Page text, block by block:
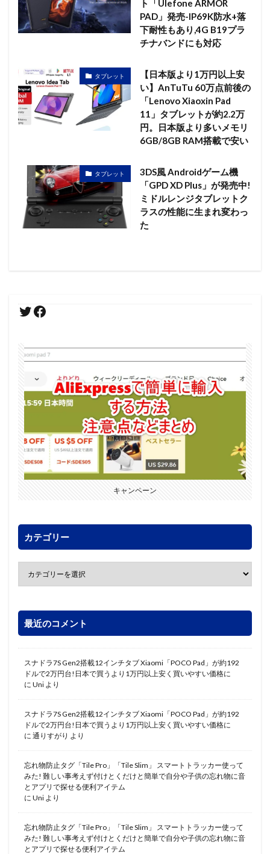
ト「Ulefone ARMOR
PAD」発売-IP69K防水+落
下耐性もあり,4G B19プラ
チナバンドにも対応
タブレット
【日本版より1万円以上安
い】AnTuTu 60万点前後の
「Lenovo Xiaoxin Pad
11」タブレットが約2.2万
円。日本版より多いメモリ
6GB/8GB RAM搭載で安い
タブレット
3DS風 Androidゲーム機
「GPD XD Plus」が発売中!
ミドルレンジタブレットク
ラスの性能に生まれ変わっ
た
キャンペーン
カテゴリー
最近のコメント
スナドラ7S Gen2搭載12インチタブ Xiaomi「POCO Pad」が約192
ドルで2万円台!日本で買うより1万円以上安く買いやすい価格に
に Uni より
スナドラ7S Gen2搭載12インチタブ Xiaomi「POCO Pad」が約192
ドルで2万円台!日本で買うより1万円以上安く買いやすい価格に
に 通りすがり より
忘れ物防止タグ「Tile Pro」「Tile Slim」 スマートトラッカー使って
みた! 難しい事考えず付けとくだけと簡単で自分や子供の忘れ物に音
とアプリで探せる便利アイテム
に Uni より
忘れ物防止タグ「Tile Pro」「Tile Slim」 スマートトラッカー使って
みた! 難しい事考えず付けとくだけと簡単で自分や子供の忘れ物に音
とアプリで探せる便利アイテム